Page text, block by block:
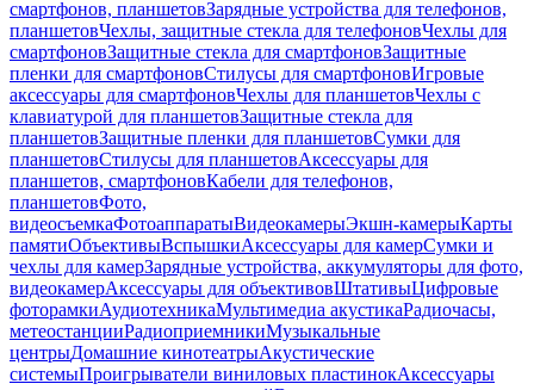
смартфонов, планшетовЗарядные устройства для телефонов,
планшетовЧехлы, защитные стекла для телефоновЧехлы для
смартфоновЗащитные стекла для смартфоновЗащитные
пленки для смартфоновСтилусы для смартфоновИгровые
аксессуары для смартфоновЧехлы для планшетовЧехлы с
клавиатурой для планшетовЗащитные стекла для
планшетовЗащитные пленки для планшетовСумки для
планшетовСтилусы для планшетовАксессуары для
планшетов, смартфоновКабели для телефонов,
планшетовФото,
видеосъемкаФотоаппаратыВидеокамерыЭкшн-камерыКарты
памятиОбъективыВспышкиАксессуары для камерСумки и
чехлы для камерЗарядные устройства, аккумуляторы для фото,
видеокамерАксессуары для объективовШтативыЦифровые
фоторамкиАудиотехникаМультимедиа акустикаРадиочасы,
метеостанцииРадиоприемникиМузыкальные
центрыДомашние кинотеатрыАкустические
системыПроигрыватели виниловых пластинокАксессуары